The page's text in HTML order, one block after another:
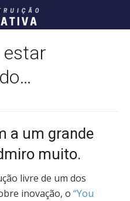
estar
a um grande
muito.
livre de um dos
inovação, o “You